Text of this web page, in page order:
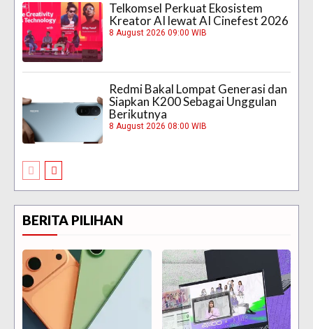
Telkomsel Perkuat Ekosistem
Kreator AI lewat AI Cinefest 2026
8 August 2026 09:00 WIB
Redmi Bakal Lompat Generasi dan
Siapkan K200 Sebagai Unggulan
Berikutnya
8 August 2026 08:00 WIB
BERITA PILIHAN